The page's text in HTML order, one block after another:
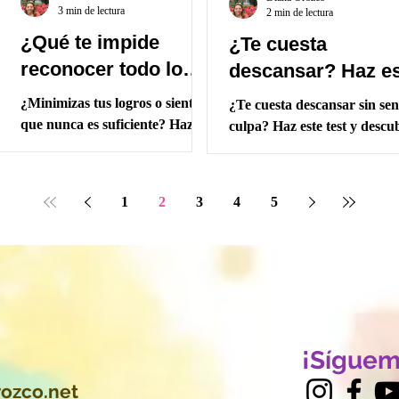
¿Qué te impide
reconocer todo lo
que ya has logrado?
¿Minimizas tus logros o sientes
que nunca es suficiente? Haz
Zadquiel puede ayudarte a
3 min de lectura
¿Te cuesta
descansar? Haz
test y descubre si
cavernícola está
tomando el
¿Te cuesta descansar sin
culpa? Haz este test y
2 min de lectura
1 2 3 4 5